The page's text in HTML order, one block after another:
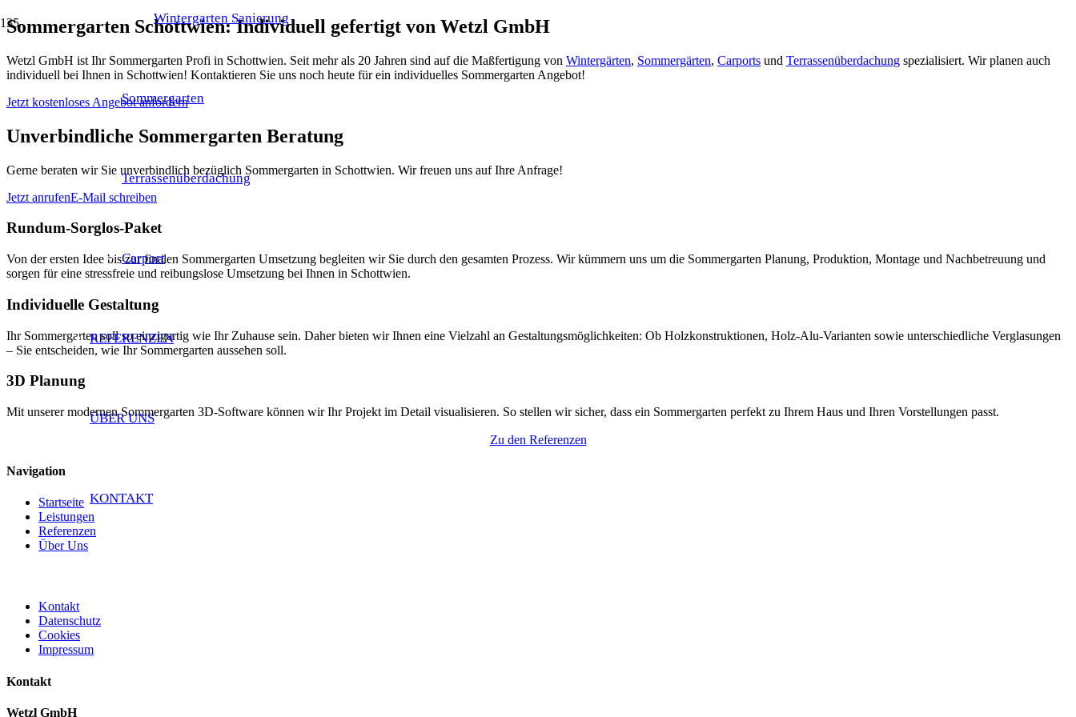
Wintergarten Sanierung
Sommergarten
Terrassenüberdachung
Carport
REFERENZEN
ÜBER UNS
KONTAKT
Sommergarten Schottwien: Individuell gefertigt von Wetzl GmbH
Wetzl GmbH ist Ihr Sommergarten Profi in Schottwien. Seit mehr als 20 Jahren sind auf die Maßfertigung von Wintergärten, Sommergärten, Carports und Terrassenüberdachung spezialisiert. Wir planen auch
individuell bei Ihnen in Schottwien! Kontaktieren Sie uns noch heute für ein individuelles Sommergarten Angebot!
Jetzt kostenloses Angebot anfordern
Unverbindliche Sommergarten Beratung
Gerne beraten wir Sie unverbindlich bezüglich Sommergarten in Schottwien. Wir freuen uns auf Ihre Anfrage!
Jetzt anrufenE-Mail schreiben
Rundum-Sorglos-Paket
Von der ersten Idee bis zur finalen Sommergarten Umsetzung begleiten wir Sie durch den gesamten Prozess. Wir kümmern uns um die Sommergarten Planung, Produktion, Montage und Nachbetreuung und
sorgen für eine stressfreie und reibungslose Umsetzung bei Ihnen in Schottwien.
Individuelle Gestaltung
Ihr Sommergarten soll so einzigartig wie Ihr Zuhause sein. Daher bieten wir Ihnen eine Vielzahl an Gestaltungsmöglichkeiten: Ob Holzkonstruktionen, Holz-Alu-Varianten sowie unterschiedliche Verglasungen
– Sie entscheiden, wie Ihr Sommergarten aussehen soll.
3D Planung
Mit unserer modernen Sommergarten 3D-Software können wir Ihr Projekt im Detail visualisieren. So stellen wir sicher, dass ein Sommergarten perfekt zu Ihrem Haus und Ihren Vorstellungen passt.
Zu den Referenzen
Navigation
Startseite
Leistungen
Referenzen
Über Uns
Kontakt
Datenschutz
Cookies
Impressum
Kontakt
Wetzl GmbH